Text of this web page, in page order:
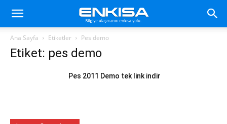
Ana Sayfa Etiketler Pes demo
Etiket: pes demo
Pes 2011 Demo tek link indir